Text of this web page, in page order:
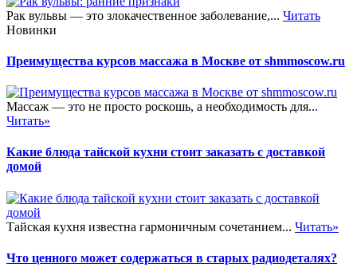
Рак вульвы — это злокачественное заболевание,... Читать
Новинки
Преимущества курсов массажа в Москве от shmmoscow.ru
Массаж — это не просто роскошь, а необходимость для...
Читать»
Какие блюда тайской кухни стоит заказать с доставкой
домой
Тайская кухня известна гармоничным сочетанием... Читать»
Что ценного может содержаться в старых радиодеталях?